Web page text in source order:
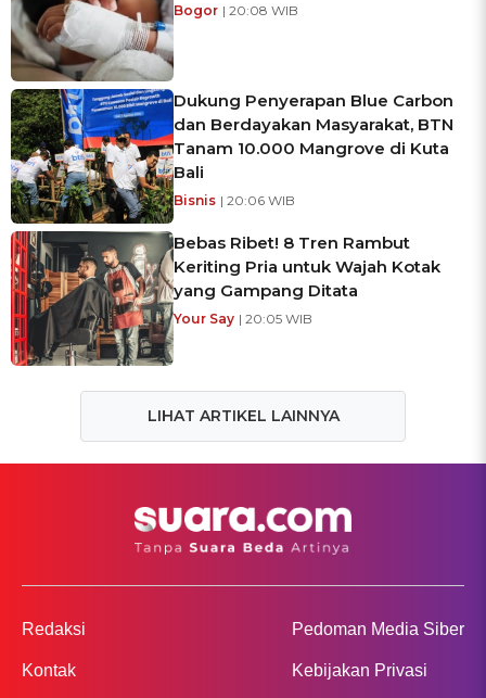
Bogor | 20:08 WIB
Dukung Penyerapan Blue Carbon
dan Berdayakan Masyarakat, BTN
Tanam 10.000 Mangrove di Kuta
Bali
Bisnis | 20:06 WIB
Bebas Ribet! 8 Tren Rambut
Keriting Pria untuk Wajah Kotak
yang Gampang Ditata
Your Say | 20:05 WIB
LIHAT ARTIKEL LAINNYA
Redaksi
Kontak
Pedoman Media Siber
Kebijakan Privasi